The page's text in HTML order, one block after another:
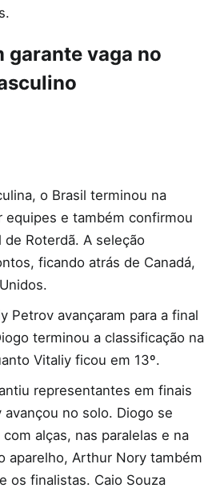
garante vaga no
o Brasil terminou na
equipes e também confirmou
Roterdã. A seleção
ficando atrás de Canadá,
Petrov avançaram para a final
terminou a classificação na
Vitaliy ficou em 13º.
representantes em finais
avançou no solo. Diogo se
alças, nas paralelas e na
aparelho, Arthur Nory também
os finalistas. Caio Souza